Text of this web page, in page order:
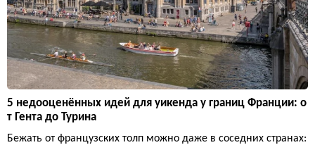
5 недооценённых идей для уикенда у границ Франции: о
т Гента до Турина
Бежать от французских толп можно даже в соседних странах: